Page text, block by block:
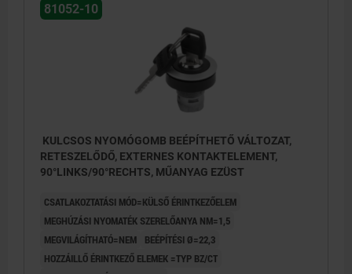
81052-10
KULCSOS NYOMÓGOMB BEÉPÍTHETŐ VÁLTOZAT,
RETESZELŐDŐ, EXTERNES KONTAKTELEMENT,
90°LINKS/90°RECHTS, MŰANYAG EZÜST
CSATLAKOZTATÁSI MÓD=KÜLSŐ ÉRINTKEZŐELEM
MEGHÚZÁSI NYOMATÉK SZERELŐANYA NM=1,5
MEGVILÁGÍTHATÓ=NEM
BEÉPÍTÉSI Ø=22,3
HOZZÁILLŐ ÉRINTKEZŐ ELEMEK =TYP BZ/CT